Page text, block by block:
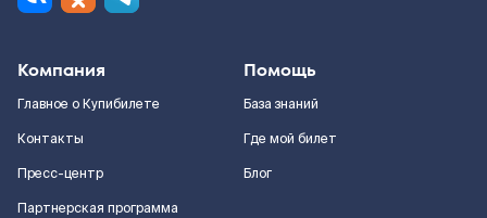
Компания
Главное о Купибилете
Контакты
Пресс-центр
Партнерская программа
Помощь
База знаний
Где мой билет
Блог